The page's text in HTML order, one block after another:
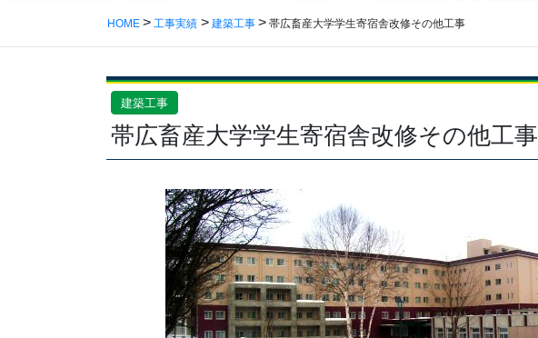
HOME 工事実績 建築工事 帯広畜産大学学生寄宿舎改修その他工事
建築工事
帯広畜産大学学生寄宿舎改修その他工事